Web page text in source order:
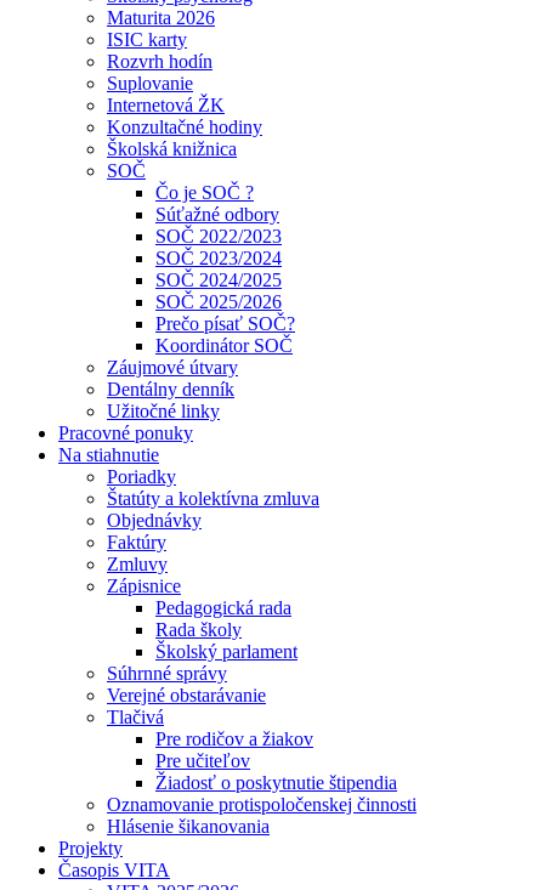
Maturita 2026
ISIC karty
Rozvrh hodín
Suplovanie
Internetová ŽK
Konzultačné hodiny
Školská knižnica
SOČ
Čo je SOČ ?
Súťažné odbory
SOČ 2022/2023
SOČ 2023/2024
SOČ 2024/2025
SOČ 2025/2026
Prečo písať SOČ?
Koordinátor SOČ
Záujmové útvary
Dentálny denník
Užitočné linky
Pracovné ponuky
Na stiahnutie
Poriadky
Štatúty a kolektívna zmluva
Objednávky
Faktúry
Zmluvy
Zápisnice
Pedagogická rada
Rada školy
Školský parlament
Súhrnné správy
Verejné obstarávanie
Tlačivá
Pre rodičov a žiakov
Pre učiteľov
Žiadosť o poskytnutie štipendia
Oznamovanie protispoločenskej činnosti
Hlásenie šikanovania
Projekty
Časopis VITA